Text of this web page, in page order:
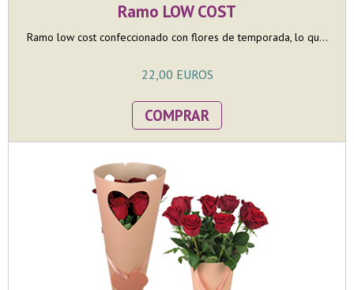
Ramo LOW COST
Ramo low cost confeccionado con flores de temporada, lo qu...
22,00 EUROS
COMPRAR